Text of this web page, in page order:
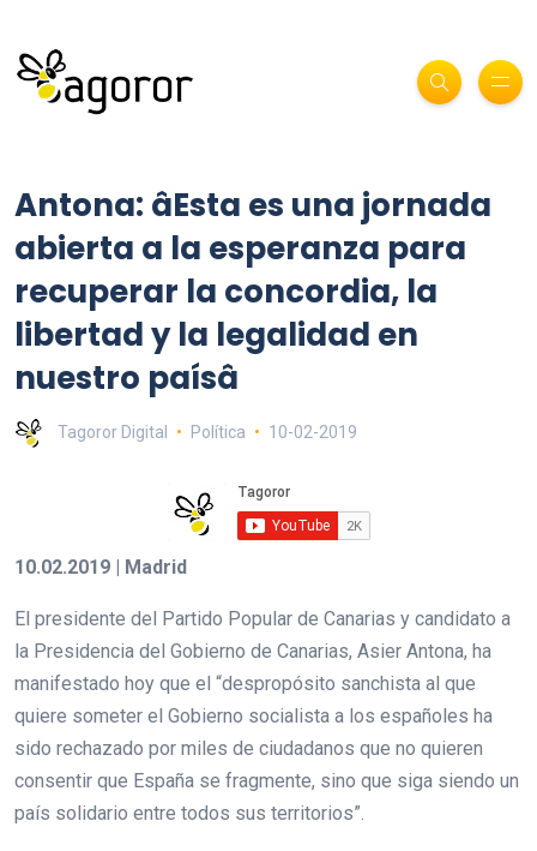
Antona: âEsta es una jornada
abierta a la esperanza para
recuperar la concordia, la
libertad y la legalidad en
nuestro paísâ
Tagoror Digital Política 10-02-2019
10.02.2019 | Madrid
El presidente del Partido Popular de Canarias y candidato a
la Presidencia del Gobierno de Canarias, Asier Antona, ha
manifestado hoy que el “despropósito sanchista al que
quiere someter el Gobierno socialista a los españoles ha
sido rechazado por miles de ciudadanos que no quieren
consentir que España se fragmente, sino que siga siendo un
país solidario entre todos sus territorios”.